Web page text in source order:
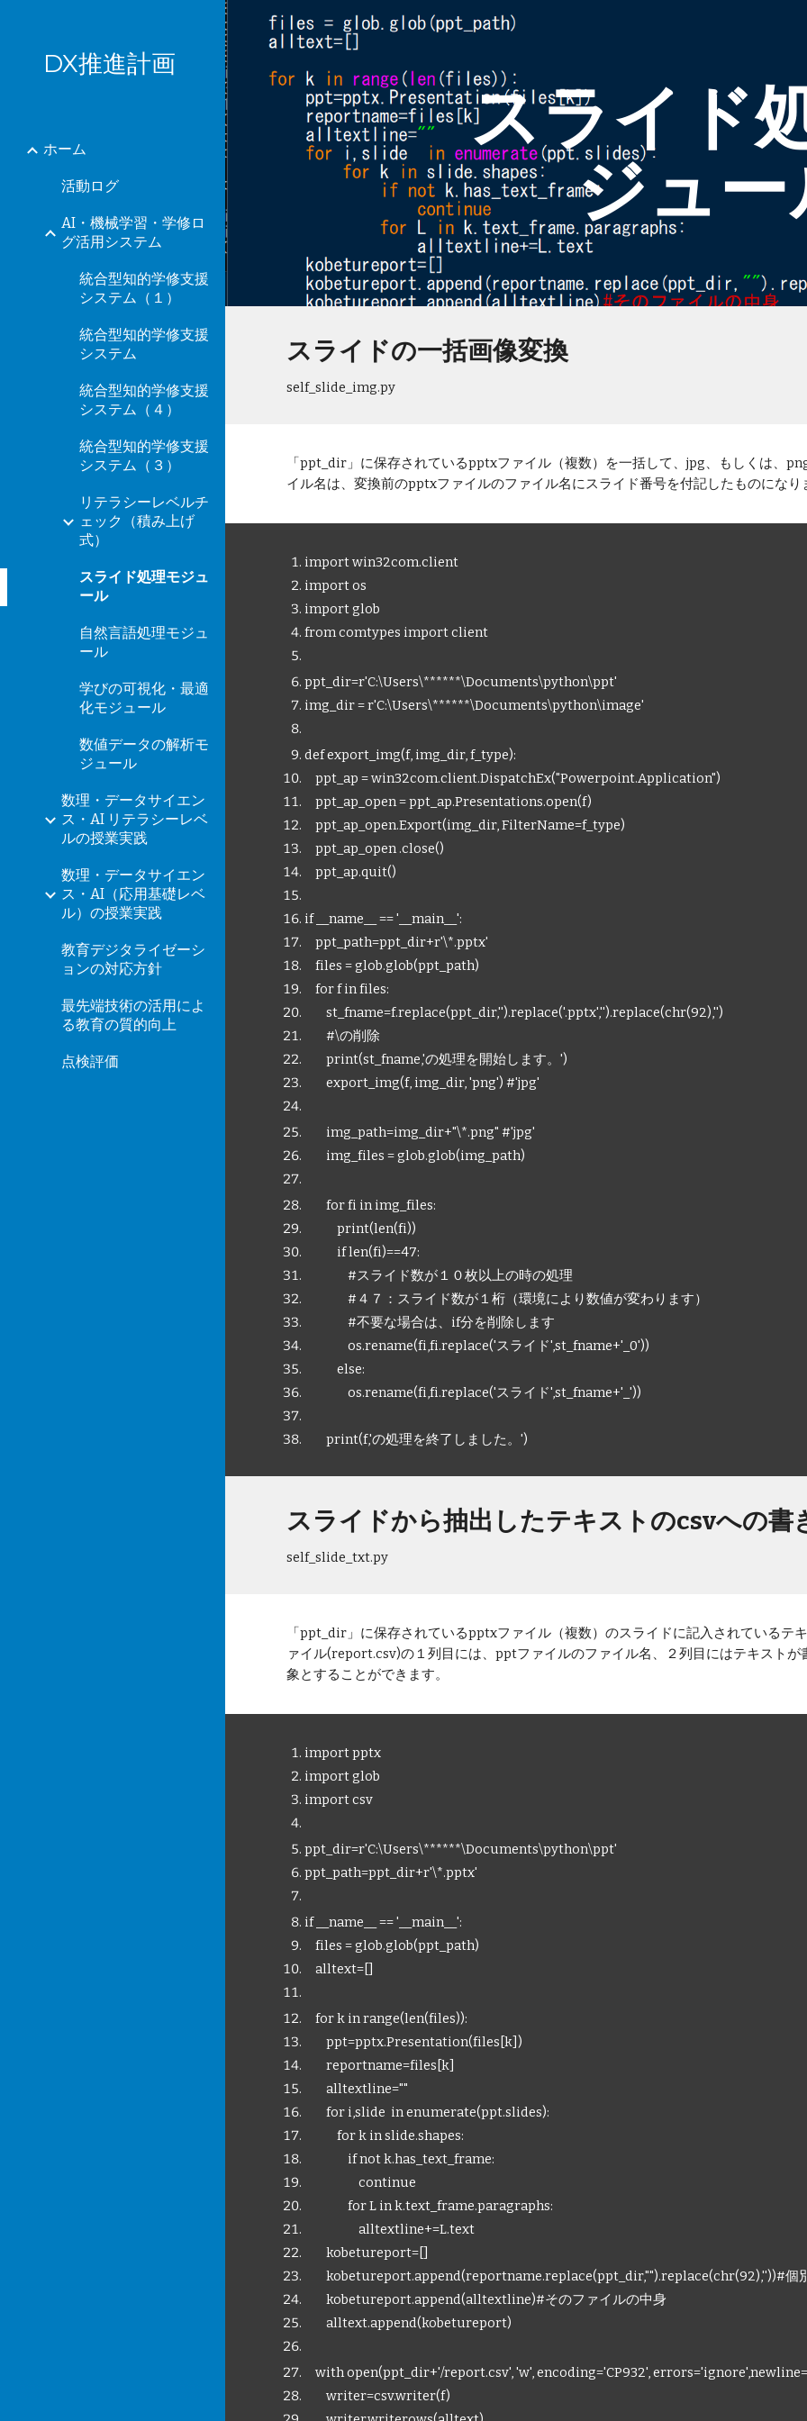
Skip to main content
DX推進計画
ホーム
活動ログ
AI・機械学習・学修ロ
グ活用システム
統合型知的学修支援
システム（１）
統合型知的学修支援
システム
統合型知的学修支援
システム（４）
統合型知的学修支援
システム（３）
リテラシーレベルチ
ェック（積み上げ
式）
スライド処理モジュ
ール
自然言語処理モジュ
ール
学びの可視化・最適
化モジュール
数値データの解析モ
ジュール
数理・データサイエン
ス・AI リテラシーレベ
ルの授業実践
数理・データサイエン
ス・AI（応用基礎レベ
ル）の授業実践
教育デジタライゼーシ
ョンの対応方針
最先端技術の活用によ
る教育の質的向上
点検評価
スライド
ジュー
スライドの一括画像変換
self_slide_img.py
「ppt_dir」に保存されているpptxファイル（複数）を一括して、jpg、もしくは、
イル名は、変換前のpptxファイルのファイル名にスライド番号を付記したものになり
import win32com.client
import os
import glob
from comtypes import client
ppt_dir=r'C:\Users\******\Documents\python\ppt'
img_dir = r'C:\Users\******\Documents\python\image'
def export_img(f, img_dir, f_type):
ppt_ap = win32com.client.DispatchEx("Powerpoint.Application")
ppt_ap_open = ppt_ap.Presentations.open(f)
ppt_ap_open.Export(img_dir, FilterName=f_type)
ppt_ap_open .close()
ppt_ap.quit()
if __name__ == '__main__':
ppt_path=ppt_dir+r'\*.pptx'
files = glob.glob(ppt_path)
for f in files:
st_fname=f.replace(ppt_dir,'').replace('.pptx','').replace(chr(92),'')
#\の削除
print(st_fname,'の処理を開始します。')
export_img(f, img_dir, 'png') #'jpg'
img_path=img_dir+"\*.png" #'jpg'
img_files = glob.glob(img_path)
for fi in img_files:
print(len(fi))
if len(fi)==47:
#スライド数が１０枚以上の時の処理
#４７：スライド数が１桁（環境により数値が変わります）
#不要な場合は、if分を削除します
os.rename(fi,fi.replace('スライド',st_fname+'_0'))
else:
os.rename(fi,fi.replace('スライド',st_fname+'_'))
print(f,'の処理を終了しました。')
スライドから抽出したテキストのcsvへの書
self_slide_txt.py
「ppt_dir」に保存されているpptxファイル（複数）のスライドに記入されているテ
ァイル(report.csv)の１列目には、pptファイルのファイル名、２列目にはテキスト
象とすることができます。
import pptx
import glob
import csv
ppt_dir=r'C:\Users\******\Documents\python\ppt'
ppt_path=ppt_dir+r'\*.pptx'
if __name__ == '__main__':
files = glob.glob(ppt_path)
alltext=[]
for k in range(len(files)):
ppt=pptx.Presentation(files[k])
reportname=files[k]
alltextline=""
for i,slide in enumerate(ppt.slides):
for k in slide.shapes:
if not k.has_text_frame:
continue
for L in k.text_frame.paragraphs:
alltextline+=L.text
kobetureport=[]
kobetureport.append(reportname.replace(ppt_dir,"").replace(chr(92),''))#個
kobetureport.append(alltextline)#そのファイルの中身
alltext.append(kobetureport)
with open(ppt_dir+'/report.csv', 'w', encoding='CP932',
writer=csv.writer(f)